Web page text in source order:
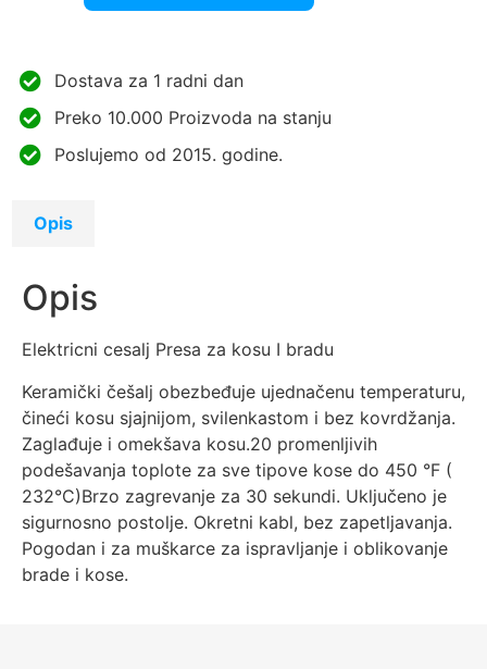
Dostava za 1 radni dan
Preko 10.000 Proizvoda na stanju
Poslujemo od 2015. godine.
Opis
Opis
Elektricni cesalj Presa za kosu I bradu
Keramički češalj obezbeđuje ujednačenu temperaturu,
čineći kosu sjajnijom, svilenkastom i bez kovrdžanja.
Zaglađuje i omekšava kosu.20 promenljivih
podešavanja toplote za sve tipove kose do 450 °F (
232°C)Brzo zagrevanje za 30 sekundi. Uključeno je
sigurnosno postolje. Okretni kabl, bez zapetljavanja.
Pogodan i za muškarce za ispravljanje i oblikovanje
brade i kose.